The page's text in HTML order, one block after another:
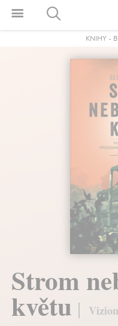
KNIHY-
Strom
květu